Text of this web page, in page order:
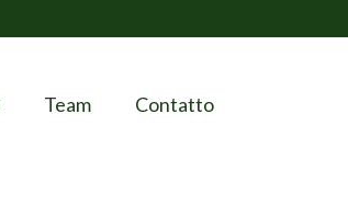
Team Contatto